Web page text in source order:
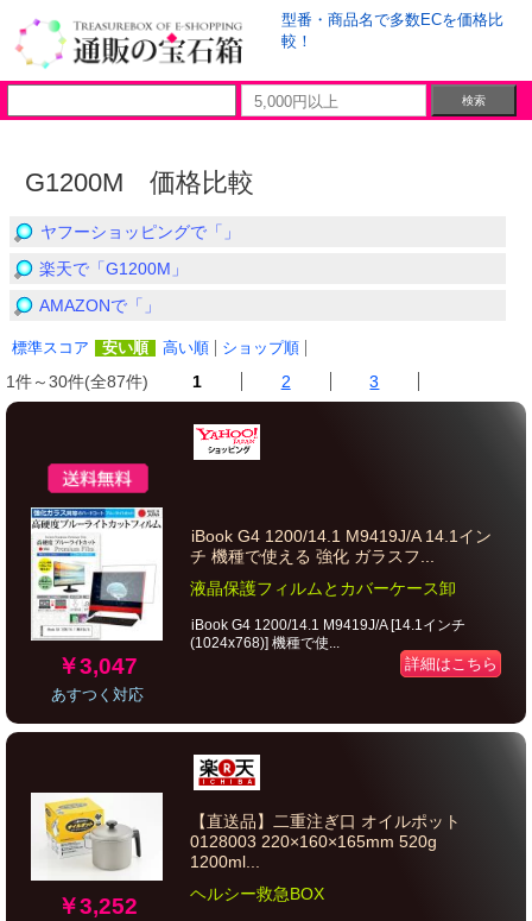
型番・商品名で多数ECを価格比
較！
G1200M 価格比較
ヤフーショッピングで「」
楽天で「G1200M」
AMAZONで「」
標準スコア 安い順 高い順 ショップ順
1件～30件(全87件) 1 2 3
￥3,047
あすつく対応
iBook G4 1200/14.1 M9419J/A 14.1イン
チ 機種で使える 強化 ガラスフ...
液晶保護フィルムとカバーケース卸
iBook G4 1200/14.1 M9419J/A [14.1インチ
(1024x768)] 機種で使...
詳細はこちら
￥3,252
【直送品】二重注ぎ口 オイルポット
0128003 220×160×165mm 520g
1200ml...
ヘルシー救急BOX